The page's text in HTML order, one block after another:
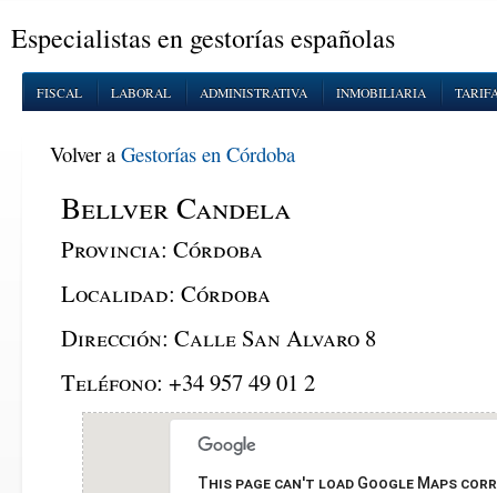
Especialistas en gestorías españolas
FISCAL LABORAL ADMINISTRATIVA INMOBILIARIA
Volver a Gestorías en Córdoba
Bellver Candela
Provincia: Córdoba
Localidad: Córdoba
Dirección: Calle San Alvaro 8
Teléfono: +34 957 49 01 2
This page can't load Google Maps